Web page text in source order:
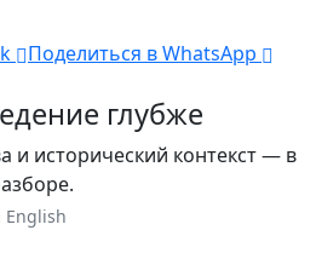
Поделиться в WhatsApp
глубже
и исторический контекст — в
English